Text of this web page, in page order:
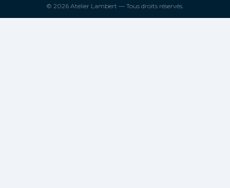
© 2026 Atelier Lambert — Tous droits réservés.